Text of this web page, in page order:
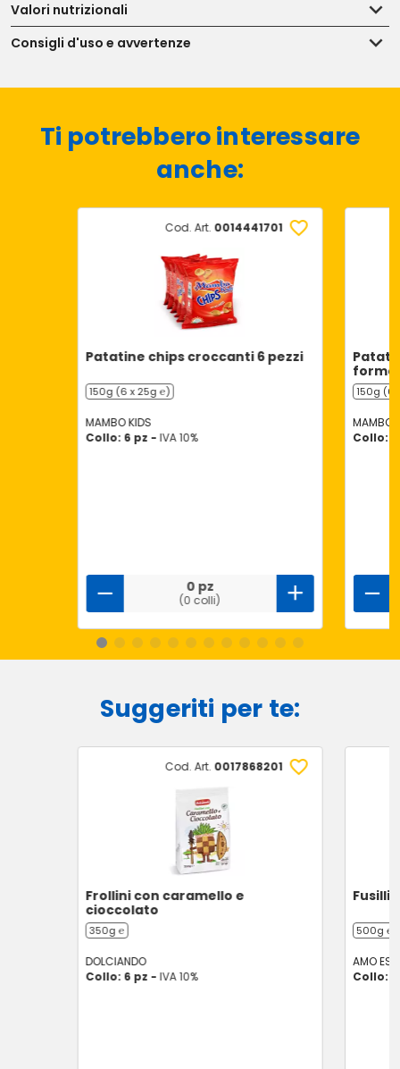
Valori nutrizionali
Consigli d'uso e avvertenze
Ti potrebbero interessare
anche:
Cod. Art. 0014441701
Patatine chips croccanti 6 pezzi
150g (6 x 25g ℮)
MAMBO KIDS
Collo: 6 pz - IVA 10%
0 pz
(0 colli)
150g (6
MAMBO
Collo:
Suggeriti per te:
Cod. Art. 0017868201
Frollini con caramello e
cioccolato
350g ℮
DOLCIANDO
Collo: 6 pz - IVA 10%
Fusilli
500g ℮
AMO
Collo: